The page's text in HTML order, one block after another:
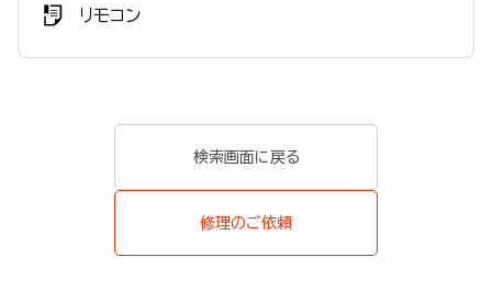
リモコン
検索画面に戻る
修理のご依頼